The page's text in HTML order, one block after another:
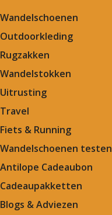
Wandelschoenen
Outdoorkleding
Rugzakken
Wandelstokken
Uitrusting
Travel
Fiets & Running
Wandelschoenen testen
Antilope Cadeaubon
Cadeaupakketten
Blogs & Adviezen